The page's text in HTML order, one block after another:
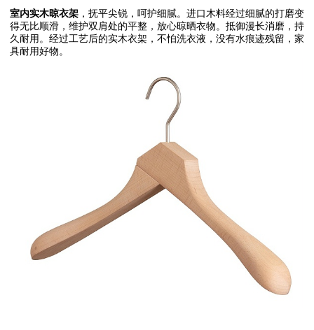
室内实木晾衣架 ，抚平尖锐，呵护细腻。进口木料经过细腻的打磨变
得无比顺滑，维护双肩处的平整，放心晾晒衣物。 抵御漫长消磨，持
久耐用。经过工艺后的实木衣架，不怕洗衣液，没有水痕迹残留，家
具耐用好物。